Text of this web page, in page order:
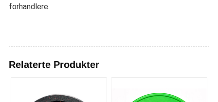
forhandlere.
Relaterte Produkter